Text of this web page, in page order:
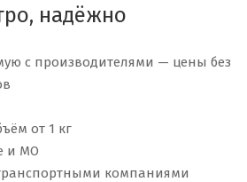
надёжно
с производителями — цены без
от 1 кг
и МО
компаниями